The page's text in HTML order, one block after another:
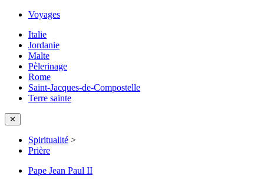
Voyages
Italie
Jordanie
Malte
Pèlerinage
Rome
Saint-Jacques-de-Compostelle
Terre sainte
✕
Spiritualité >
Prière
Pape Jean Paul II